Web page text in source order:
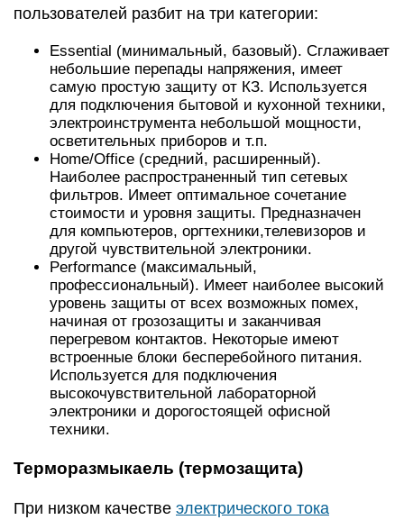
пользователей разбит на три категории:
Essential (минимальный, базовый). Сглаживает
небольшие перепады напряжения, имеет
самую простую защиту от КЗ. Используется
для подключения бытовой и кухонной техники,
электроинструмента небольшой мощности,
осветительных приборов и т.п.
Home/Office (средний, расширенный).
Наиболее распространенный тип сетевых
фильтров. Имеет оптимальное сочетание
стоимости и уровня защиты. Предназначен
для компьютеров, оргтехники,телевизоров и
другой чувствительной электроники.
Performance (максимальный,
профессиональный). Имеет наиболее высокий
уровень защиты от всех возможных помех,
начиная от грозозащиты и заканчивая
перегревом контактов. Некоторые имеют
встроенные блоки бесперебойного питания.
Используется для подключения
высокочувствительной лабораторной
электроники и дорогостоящей офисной
техники.
Терморазмыкаель (термозащита)
При низком качестве электрического тока